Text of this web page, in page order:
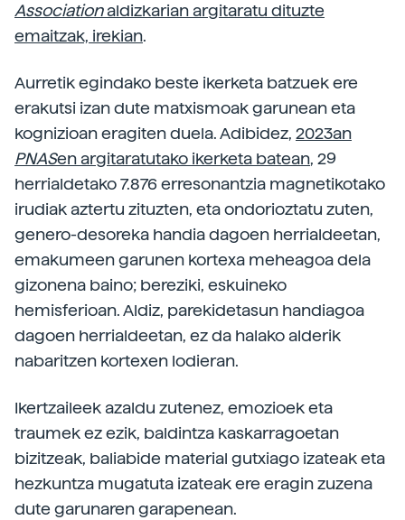
Associationaldizkarian argitaratu dituzte
emaitzak, irekian.
Aurretik egindako beste ikerketa batzuek ere
erakutsi izan dute matxismoak garunean eta
kognizioan eragiten duela. Adibidez, 2023an
PNASen argitaratutako ikerketa batean, 29
herrialdetako 7.876 erresonantzia magnetikotako
irudiak aztertu zituzten, eta ondorioztatu zuten,
genero-desoreka handia dagoen herrialdeetan,
emakumeen garunen kortexa meheagoa dela
gizonena baino; bereziki, eskuineko
hemisferioan. Aldiz, parekidetasun handiagoa
dagoen herrialdeetan, ez da halako alderik
nabaritzen kortexen lodieran.
Ikertzaileek azaldu zutenez, emozioek eta
traumek ez ezik, baldintza kaskarragoetan
bizitzeak, baliabide material gutxiago izateak eta
hezkuntza mugatuta izateak ere eragin zuzena
dute garunaren garapenean.